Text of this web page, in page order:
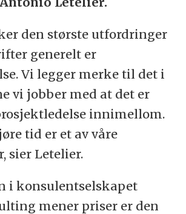
den største utfordringer
generelt er
Vi legger merke til det i
vi jobber med at det er
innimellom.
tid er et av våre
sier Letelier.
i konsulentselskapet
mener priser er den